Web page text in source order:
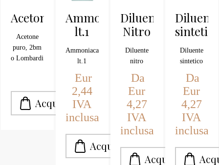
Acetone
Acetone
puro, 2bm
o Lombardi
Ammoniaca
lt.1
Ammoniaca
lt.1
Eur
2,44
IVA
inclusa
Diluente
Nitro
Diluente
nitro
Da
Eur
4,27
IVA
inclusa
Diluente
sintetico
Da
Eur
4,27
IVA
inclusa